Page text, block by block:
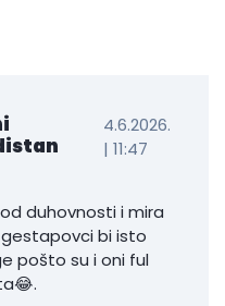
4.6.2026.
| 11:47
duhovnosti i mira
bi isto
pošto su i oni ful